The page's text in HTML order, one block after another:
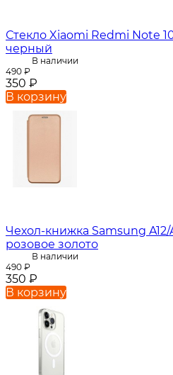
Стекло Xiaomi Redmi Note
черный
В наличии
490 ₽
350 ₽
В корзину
Чехол-книжка Samsung A12/
розовое золото
В наличии
490 ₽
350 ₽
В корзину